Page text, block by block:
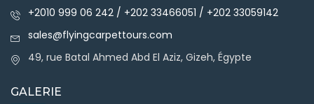
+2010 999 06 242 / +202 33466051 / +202 33059142
sales@flyingcarpettours.com
49, rue Batal Ahmed Abd El Aziz, Gizeh, Égypte
GALERIE